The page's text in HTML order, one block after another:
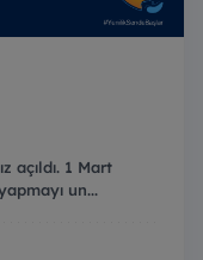
açıldı. 1 Mart
un...